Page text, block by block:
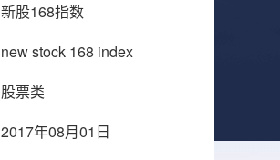
新股168指数
new stock 168 index
股票类
2017年08月01日